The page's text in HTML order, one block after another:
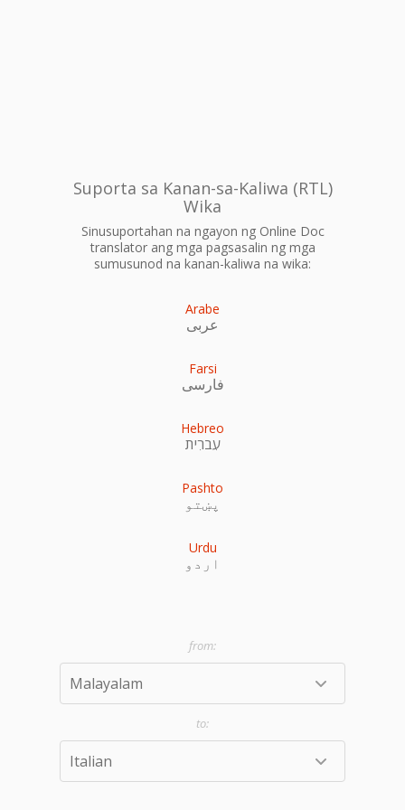
Suporta sa Kanan-sa-Kaliwa (RTL)
Wika
Sinusuportahan na ngayon ng Online Doc
translator ang mga pagsasalin ng mga
sumusunod na kanan-kaliwa na wika:
Arabe
عربى
Farsi
فارسی
Hebreo
עִברִית
Pashto
پښتو
Urdu
اردو